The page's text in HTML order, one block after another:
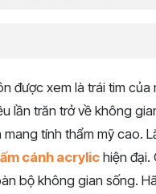
được xem là trái tim
lần trăn trở về không
tính thẩm mỹ cao.
cánh acrylichiện đại.
bộ không gian sống.